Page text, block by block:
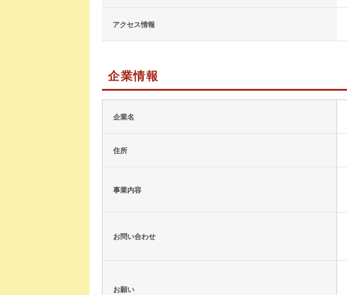
アクセス情報
企業情報
企業名
住所
事業内容
お問い合わせ
お願い